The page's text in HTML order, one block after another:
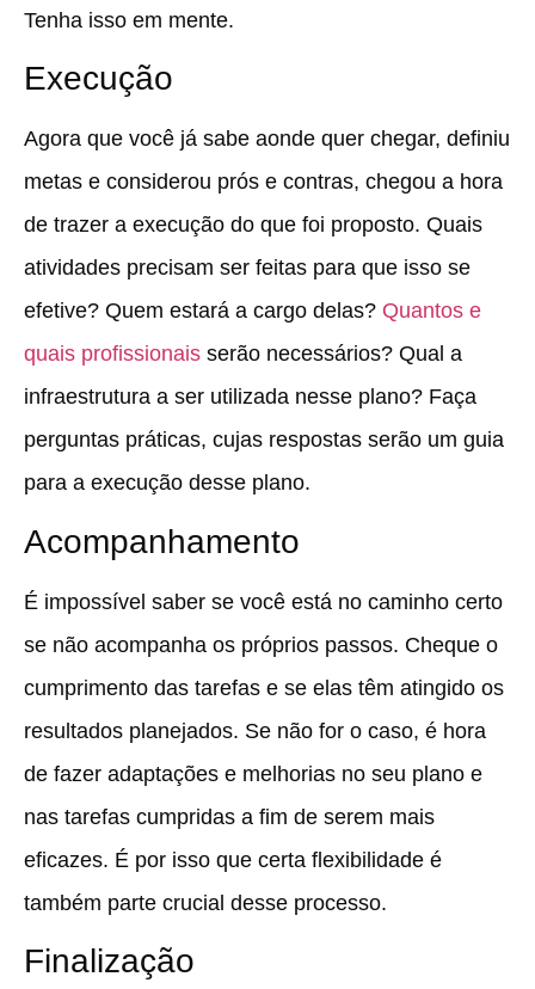
Tenha isso em mente.
Execução
Agora que você já sabe aonde quer chegar, definiu
metas e considerou prós e contras, chegou a hora
de trazer a execução do que foi proposto. Quais
atividades precisam ser feitas para que isso se
efetive? Quem estará a cargo delas? Quantos e
quais profissionais serão necessários? Qual a
infraestrutura a ser utilizada nesse plano? Faça
perguntas práticas, cujas respostas serão um guia
para a execução desse plano.
Acompanhamento
É impossível saber se você está no caminho certo
se não acompanha os próprios passos. Cheque o
cumprimento das tarefas e se elas têm atingido os
resultados planejados. Se não for o caso, é hora
de fazer adaptações e melhorias no seu plano e
nas tarefas cumpridas a fim de serem mais
eficazes. É por isso que certa flexibilidade é
também parte crucial desse processo.
Finalização